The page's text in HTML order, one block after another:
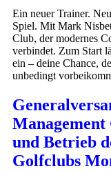
Ein neuer Trainer.
Spiel. Mit Mark
Club, der modernes
verbindet. Zum Start
ein – deine Chance,
unbedingt
und Betrieb
Golfclubs